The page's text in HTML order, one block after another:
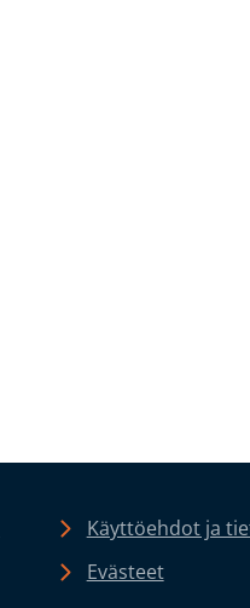
Käyttöehdot ja
Evästeet